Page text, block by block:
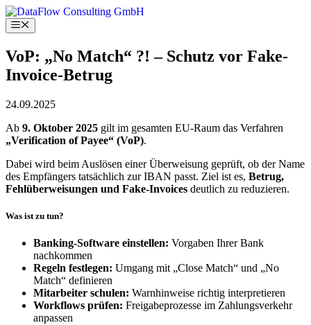
Skip
to
content
Menu
VoP: „No Match“ ?! – Schutz vor Fake-
Invoice-Betrug
24.09.2025
Ab 9. Oktober 2025 gilt im gesamten EU-Raum das Verfahren
„Verification of Payee“ (VoP).
Dabei wird beim Auslösen einer Überweisung geprüft, ob der Name
des Empfängers tatsächlich zur IBAN passt. Ziel ist es, Betrug,
Fehlüberweisungen und Fake-Invoices deutlich zu reduzieren.
Was ist zu tun?
Banking-Software einstellen: Vorgaben Ihrer Bank
nachkommen
Regeln festlegen: Umgang mit „Close Match“ und „No
Match“ definieren
Mitarbeiter schulen: Warnhinweise richtig interpretieren
Workflows prüfen: Freigabeprozesse im Zahlungsverkehr
anpassen